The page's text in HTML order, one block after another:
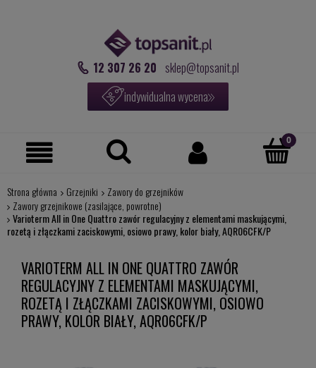
12 307 26 20 sklep@topsanit.pl
indywidualna wycena
Strona główna Grzejniki
Zawory do grzejników
Zawory grzejnikowe (zasilające, powrotne)
Varioterm All in One Quattro zawór regulacyjny z elementami maskującymi,
rozetą i złączkami zaciskowymi, osiowo prawy, kolor biały, AQR06CFK/P
VARIOTERM ALL IN ONE QUATTRO ZAWÓR
REGULACYJNY Z ELEMENTAMI MASKUJĄCYMI,
ROZETĄ I ZŁĄCZKAMI ZACISKOWYMI, OSIOWO
PRAWY, KOLOR BIAŁY, AQR06CFK/P